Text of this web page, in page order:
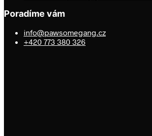
Poradíme vám
info@pawsomegang.cz
+420 773 380 326